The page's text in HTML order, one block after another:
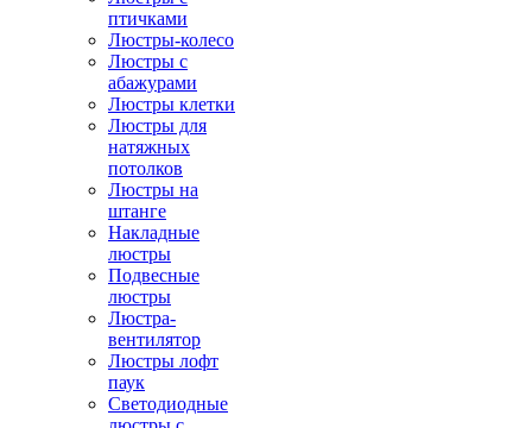
птичками
Люстры-колесо
Люстры с
абажурами
Люстры клетки
Люстры для
натяжных
потолков
Люстры на
штанге
Накладные
люстры
Подвесные
люстры
Люстра-
вентилятор
Люстры лофт
паук
Светодиодные